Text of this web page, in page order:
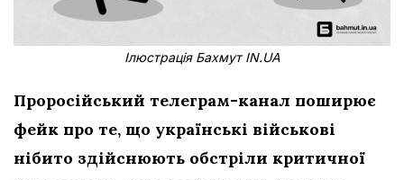
Ілюстрація Бахмут IN.UA
Проросійський телеграм-канал поширює
фейк про те, що українські військові
нібито здійснюють обстріли критичної